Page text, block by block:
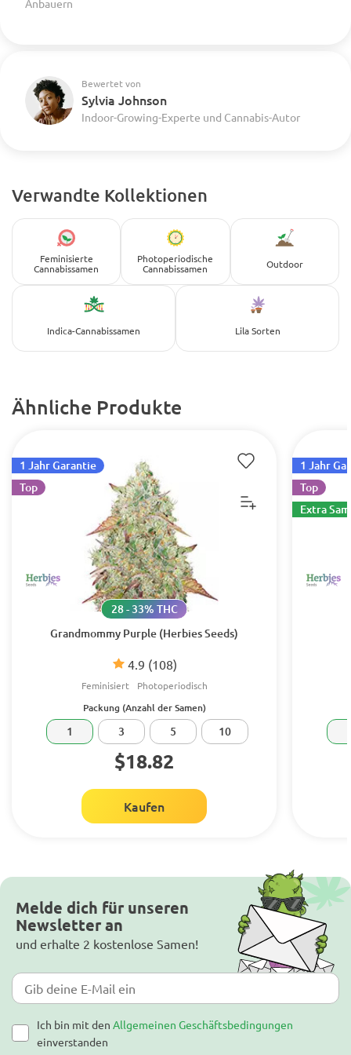
Bewertet von
Sylvia Johnson
Indoor-Growing-Experte und Cannabis-Autor
Verwandte Kollektionen
Feminisierte
Cannabissamen
Photoperiodische
Cannabissamen
Outdoor
Indica-Cannabissamen Lila Sorten
Ähnliche Produkte
Grandmommy Purple (Herbies Seeds)
4.9 (108)
28 - 33% THC
Feminisiert Photoperiodisch
1 Jahr Garantie
Top
Packung (Anzahl der Samen)
1 3 5 10
$18.82
Kaufen
1 Jahr
Top
Extra
Melde dich für unseren
Newsletter an
und erhalte 2 kostenlose Samen!
Ich bin mit den Allgemeinen Geschäftsbedingungen
einverstanden